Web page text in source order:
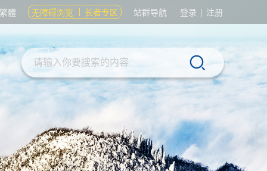
繁體 无障碍浏览 长者专区 站群导航 登录 | 注册